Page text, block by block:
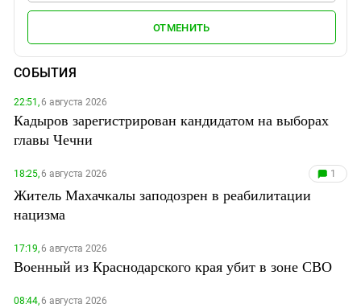
ОТМЕНИТЬ
СОБЫТИЯ
22:51,6 августа 2026
Кадыров зарегистрирован кандидатом на выборах
главы Чечни
18:25,6 августа 2026 1
Житель Махачкалы заподозрен в реабилитации
нацизма
17:19,6 августа 2026
Военный из Краснодарского края убит в зоне СВО
08:44,6 августа 2026